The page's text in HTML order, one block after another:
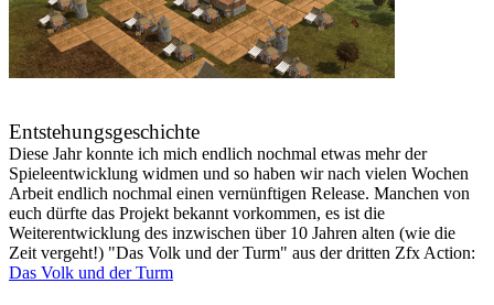
Entstehungsgeschichte
Diese Jahr konnte ich mich endlich nochmal etwas mehr der
Spieleentwicklung widmen und so haben wir nach vielen Wochen
Arbeit endlich nochmal einen vernünftigen Release. Manchen von
euch dürfte das Projekt bekannt vorkommen, es ist die
Weiterentwicklung des inzwischen über 10 Jahren alten (wie die
Zeit vergeht!) "Das Volk und der Turm" aus der dritten Zfx Action:
Das Volk und der Turm